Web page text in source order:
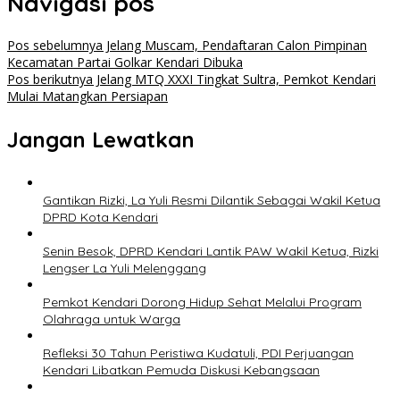
Pos sebelumnya Jelang Muscam, Pendaftaran Calon Pimpinan
Kecamatan Partai Golkar Kendari Dibuka
Pos berikutnya Jelang MTQ XXXI Tingkat Sultra, Pemkot Kendari
Mulai Matangkan Persiapan
Jangan Lewatkan
Gantikan Rizki, La Yuli Resmi Dilantik Sebagai Wakil Ketua
DPRD Kota Kendari
Senin Besok, DPRD Kendari Lantik PAW Wakil Ketua, Rizki
Lengser La Yuli Melenggang
Pemkot Kendari Dorong Hidup Sehat Melalui Program
Olahraga untuk Warga
Refleksi 30 Tahun Peristiwa Kudatuli, PDI Perjuangan
Kendari Libatkan Pemuda Diskusi Kebangsaan